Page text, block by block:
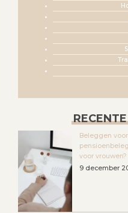
Beleggen
voor vrouwen?
9 december